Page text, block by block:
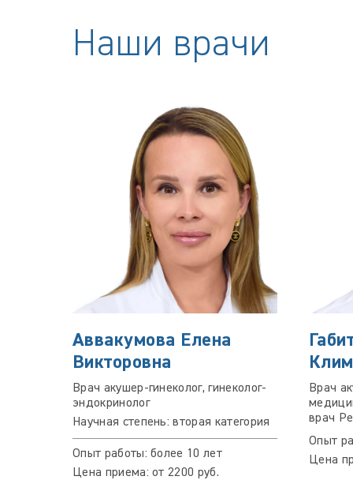
Наши врачи
Аввакумова Елена
Викторовна
Врач акушер-гинеколог, гинеколог-
эндокринолог
Научная степень: вторая категория
Опыт работы: более 10 лет
Цена приема: от 2200 руб.
Врач
врач
Опыт
Цена